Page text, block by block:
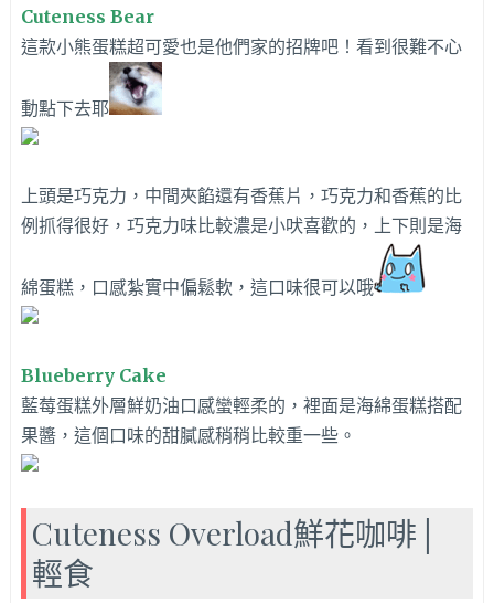
Cuteness Bear
這款小熊蛋糕超可愛也是他們家的招牌吧！看到很難不心
動點下去耶
上頭是巧克力，中間夾餡還有香蕉片，巧克力和香蕉的比
例抓得很好，巧克力味比較濃是小吠喜歡的，上下則是海
綿蛋糕，口感紮實中偏鬆軟，這口味很可以哦
Blueberry Cake
藍莓蛋糕外層鮮奶油口感蠻輕柔的，裡面是海綿蛋糕搭配
果醬，這個口味的甜膩感稍稍比較重一些。
Cuteness Overload鮮花咖啡│
輕食